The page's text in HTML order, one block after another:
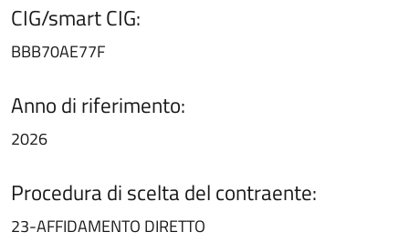
CIG/smart CIG:
BBB70AE77F
Anno di riferimento:
2026
Procedura di scelta del contraente:
23-AFFIDAMENTO DIRETTO